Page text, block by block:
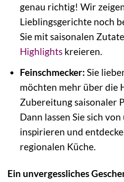
genau richtig! Wir
Lieblingsgerichte noch
Sie mit saisonalen
Highlightskreieren.
Feinschmecker: Sie
möchten mehr über die
Zubereitung saisonaler
Dann lassen Sie sich
inspirieren und
regionalen Küche.
Ein unvergessliches